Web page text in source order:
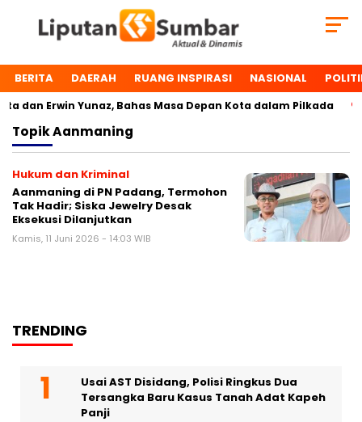
BERITA DAERAH RUANG INSPIRASI NASIONAL
dan Erwin Yunaz, Bahas Masa Depan Kota dalam Pilkada
TopikAanmaning
Hukum dan Kriminal
Aanmaning di PN Padang, Termohon
Tak Hadir; Siska Jewelry Desak
Eksekusi Dilanjutkan
Kamis, 11 Juni 2026 - 14:03 WIB
TRENDING
Usai AST Disidang, Polisi Ringkus Dua
Tersangka Baru Kasus Tanah Adat Kapeh
Panji